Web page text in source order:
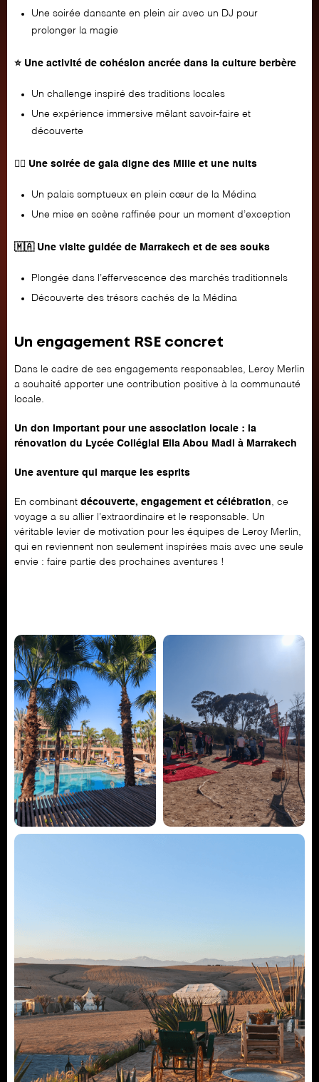
Une soirée dansante en plein air avec un DJ pour
prolonger la magie
⭐️ Une activité de cohésion ancrée dans la culture berbère
Un challenge inspiré des traditions locales
Une expérience immersive mêlant savoir-faire et
découverte
🧞‍♂️ Une soirée de gala digne des Mille et une nuits
Un palais somptueux en plein cœur de la Médina
Une mise en scène raffinée pour un moment d’exception
🇲🇦 Une visite guidée de Marrakech et de ses souks
Plongée dans l’effervescence des marchés traditionnels
Découverte des trésors cachés de la Médina
Un engagement RSE concret
Dans le cadre de ses engagements responsables, Leroy Merlin
a souhaité apporter une contribution positive à la communauté
locale.
Un don important pour une association locale : la
rénovation du Lycée Collégial Elia Abou Madi à Marrakech
Une aventure qui marque les esprits
En combinant découverte, engagement et célébration, ce
voyage a su allier l’extraordinaire et le responsable. Un
véritable levier de motivation pour les équipes de Leroy Merlin,
qui en reviennent non seulement inspirées mais avec une seule
envie : faire partie des prochaines aventures !